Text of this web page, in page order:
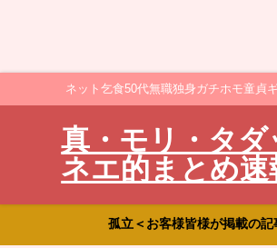
ネット乞食50代無職独身ガチホモ童貞
真・モリ・タ
ネエ的まとめ速
孤立＜お客様皆様が掲載の